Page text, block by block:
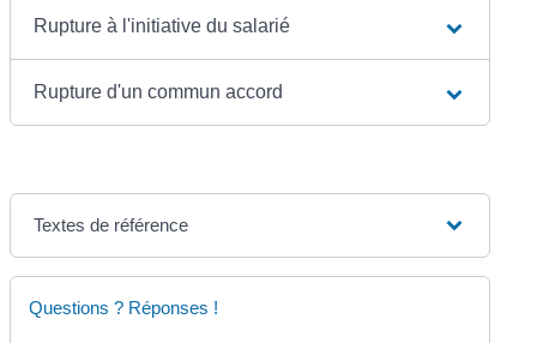
Rupture à l'initiative du salarié
Rupture d'un commun accord
Textes de référence
Questions ? Réponses !